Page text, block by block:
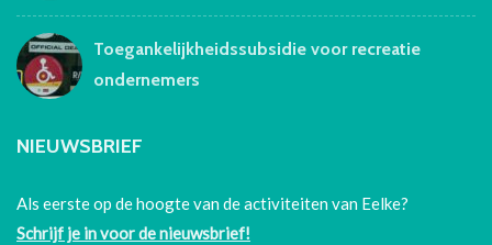
Toegankelijkheidssubsidie voor recreatie
ondernemers
NIEUWSBRIEF
Als eerste op de hoogte van de activiteiten van Eelke?
Schrijf je in voor de nieuwsbrief!